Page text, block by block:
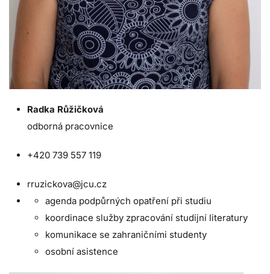
Radka Růžičková
odborná pracovnice
+420 739 557 119
rruzickova@jcu.cz
agenda podpůrných opatření při studiu
koordinace služby zpracování studijní literatury
komunikace se zahraničními studenty
osobní asistence